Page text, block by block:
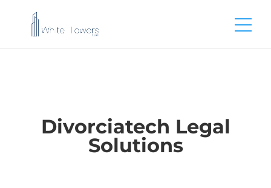
Divorciatech Legal
Solutions